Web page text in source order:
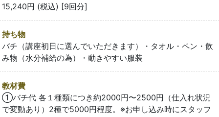
15,240円 (税込) [9回分]
持ち物
バチ（講座初日に選んでいただきます）・タオル・ペン・飲
み物（水分補給の為）・動きやすい服装
教材費
①バチ代 各１種類につき約2000円〜2500円（仕入れ状況
で変動あり）2種で5000円程度。※お申し込み時にスタッフ